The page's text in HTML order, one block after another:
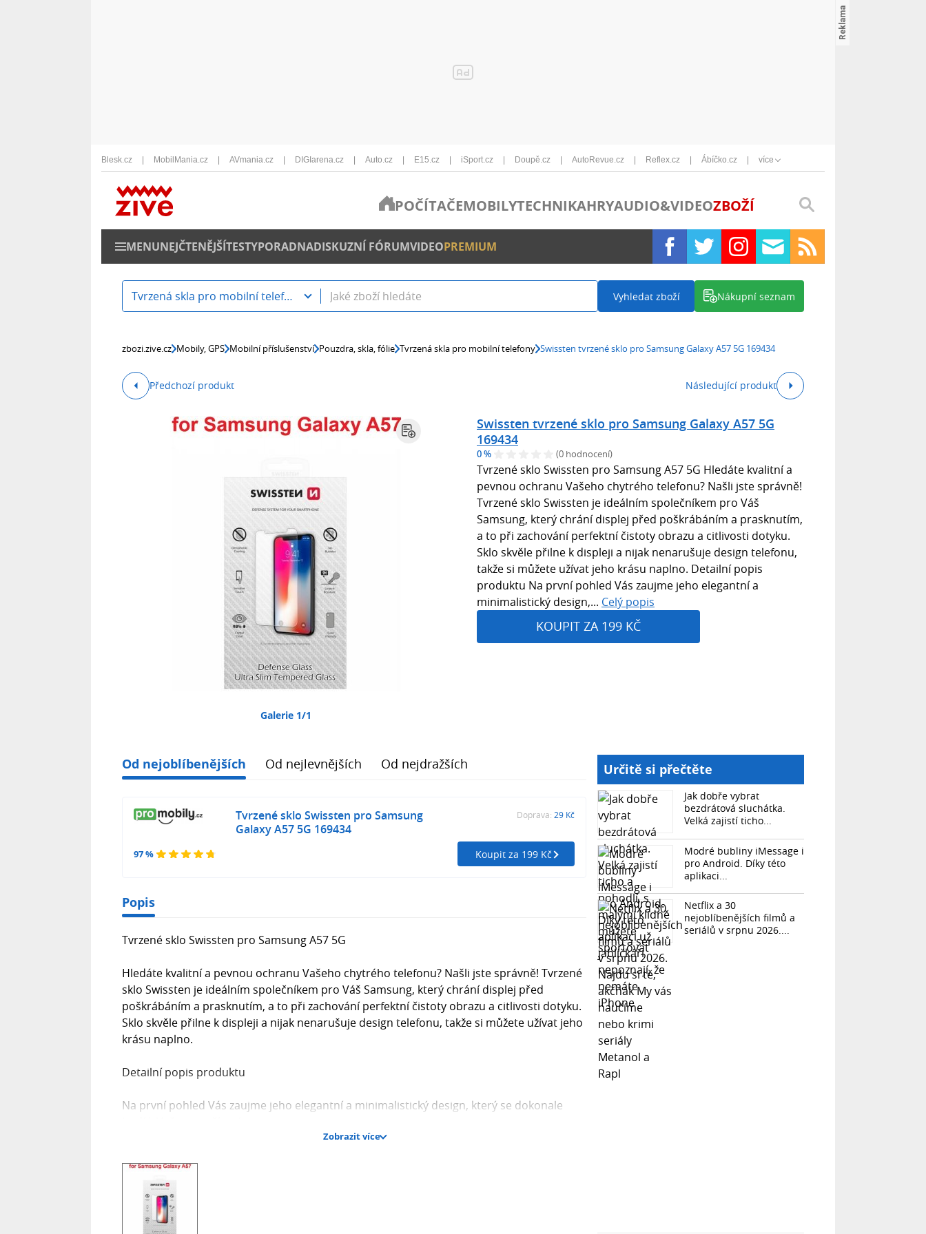
Blesk.cz MobilMania.cz AVmania.cz DIGIarena.cz Auto.cz E15.cz iSport.cz Doupě.cz AutoRevue.cz Reflex.cz Ábíčko.cz více
POČÍTAČEMOBILYTECHNIKAHRYAUDIO&VIDEOZBOŽÍ
MENUNEJČTENĚJŠÍTESTYPORADNADISKUZNÍ FÓRUMVIDEOPREMIUM
Tvrzená skla pro mobilní telefony Vyhledat zboží Nákupní seznam
zbozi.zive.cz Mobily, GPS Mobilní příslušenství Pouzdra, skla, fólie Tvrzená skla pro mobilní telefony Swissten tvrzené sklo pro Samsung Galaxy A57 5G 169434
Předchozí produkt Následující produkt
Galerie 1/1
Swissten tvrzené sklo pro Samsung Galaxy A57 5G
169434
0 % (0 hodnocení)
Tvrzené sklo Swissten pro Samsung A57 5G Hledáte kvalitní a
pevnou ochranu Vašeho chytrého telefonu? Našli jste správně!
Tvrzené sklo Swissten je ideálním společníkem pro Váš
Samsung, který chrání displej před poškrábáním a prasknutím,
a to při zachování perfektní čistoty obrazu a citlivosti dotyku.
Sklo skvěle přilne k displeji a nijak nenarušuje design telefonu,
takže si můžete užívat jeho krásu naplno. Detailní popis
produktu Na první pohled Vás zaujme jeho elegantní a
minimalistický design,... Celý popis
KOUPIT ZA 199 KČ
Od nejoblíbenějších Od nejlevnějších Od nejdražších
97 %
Tvrzené sklo Swissten pro Samsung
Galaxy A57 5G 169434
Doprava: 29 Kč
Koupit za 199 Kč
Popis
Tvrzené sklo Swissten pro Samsung A57 5G
Hledáte kvalitní a pevnou ochranu Vašeho chytrého telefonu? Našli jste správně! Tvrzené
sklo Swissten je ideálním společníkem pro Váš Samsung, který chrání displej před
poškrábáním a prasknutím, a to při zachování perfektní čistoty obrazu a citlivosti dotyku.
Sklo skvěle přilne k displeji a nijak nenarušuje design telefonu, takže si můžete užívat jeho
krásu naplno.
Detailní popis produktu
Na první pohled Vás zaujme jeho elegantní a minimalistický design, který se dokonale
Tvrdost 9H pro maximální odolnost
100% průhlednost bez ovlivnění kvality obrazu
Zobrazit více
Určitě si přečtěte
Jak dobře vybrat
bezdrátová sluchátka.
Velká zajistí ticho...
Modré bubliny iMessage i
pro Android. Díky této
aplikaci...
Netflix a 30
nejoblíbenějších filmů a
seriálů v srpnu 2026....